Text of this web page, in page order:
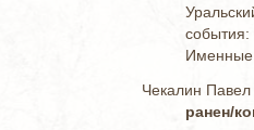
события:
Именные
Чекалин
ранен/